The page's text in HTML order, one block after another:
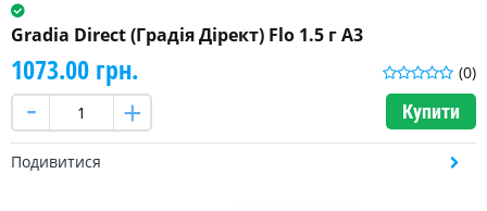
Gradia Direct (Градія Дірект) Flo 1.5 г A3
(0)
1073.00 грн.
Купити
Подивитися